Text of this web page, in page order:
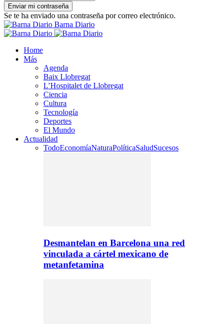
Se te ha enviado una contraseña por correo electrónico.
Barna Diario
Home
Más
Agenda
Baix Llobregat
L’Hospitalet de Llobregat
Ciencia
Cultura
Tecnología
Deportes
El Mundo
Actualidad
TodoEconomíaNaturaPolíticaSaludSucesos
Desmantelan en Barcelona una red
vinculada a cártel mexicano de
metanfetamina